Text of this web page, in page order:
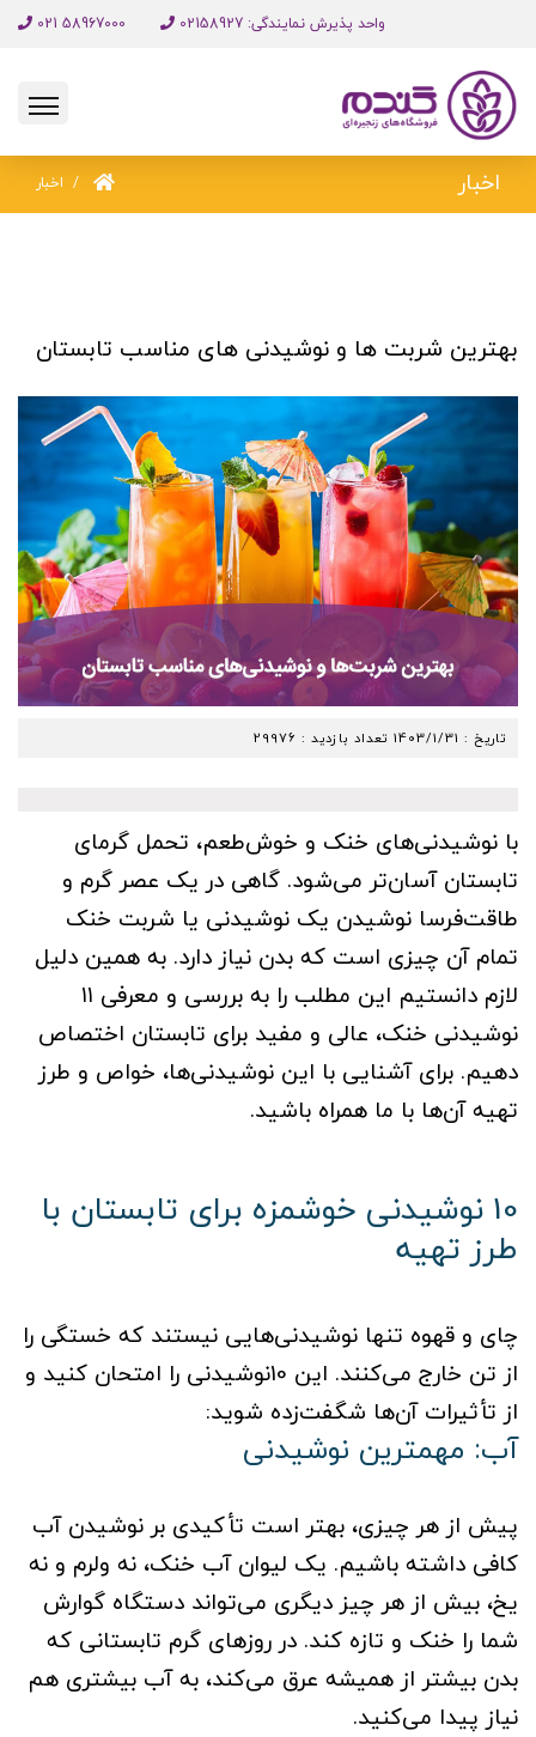
واحد پذیرش نمایندگی: 02158927 58967000 021
اخبار اخبار
بهترین شربت ها و نوشیدنی های مناسب تابستان
تاریخ : 1403/1/31 تعداد بازدید : 29976
با نوشیدنی‌های خنک و خوش‌طعم، تحمل گرمای
تابستان آسان‌تر می‌شود. گاهی در یک عصر گرم و
طاقت‌فرسا نوشیدن یک نوشیدنی یا شربت خنک
تمام آن چیزی است که بدن نیاز دارد. به همین دلیل
لازم دانستیم این مطلب را به بررسی و معرفی ۱۱
نوشیدنی خنک، عالی و مفید برای تابستان اختصاص
دهیم. برای آشنایی با این نوشیدنی‌ها، خواص و طرز
تهیه آن‌ها با ما همراه باشید.
10 نوشیدنی خوشمزه برای تابستان با
طرز تهیه
چای و قهوه تنها نوشیدنی‌هایی نیستند که خستگی را
از تن خارج می‌کنند. این 10نوشیدنی را امتحان کنید و
از تأثیرات آن‌ها شگفت‌زده شوید:
آب: مهمترین نوشیدنی
پیش از هر چیزی، بهتر است تأکیدی بر نوشیدن آب
کافی داشته باشیم. یک لیوان آب خنک، نه ولرم و نه
یخ، بیش از هر چیز دیگری می‌تواند دستگاه گوارش
شما را خنک و تازه کند. در روزهای گرم تابستانی که
بدن بیشتر از همیشه عرق می‌کند، به آب بیشتری هم
نیاز پیدا می‌کنید.